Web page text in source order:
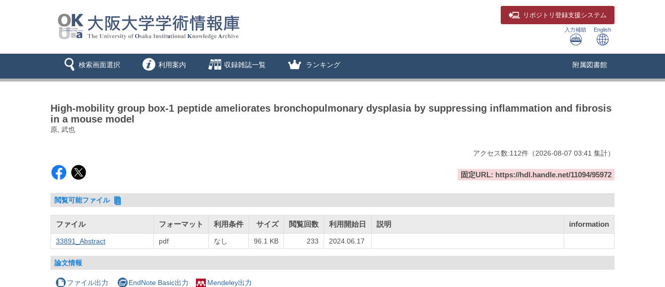
リポジトリ 登録支援システム
入力補助 English
検索画面選択 利用案内 収録雑誌一覧 ランキング 附属図書館
High-mobility group box-1 peptide ameliorates bronchopulmonary dysplasia by suppressing inflammation and fibrosis
in a mouse model
原, 武也
アクセス数:112件 （2026-08-07 03:41 集計）
固定URL: https://hdl.handle.net/11094/95972
閲覧可能ファイル
ファイル フォーマット 利用条件 サイズ 閲覧回数 利用開始日 説明 information
33891_Abstract pdf なし 96.1 KB 233 2024.06.17
論文情報
ファイル出力 EndNote Basic出力 Mendeley出力